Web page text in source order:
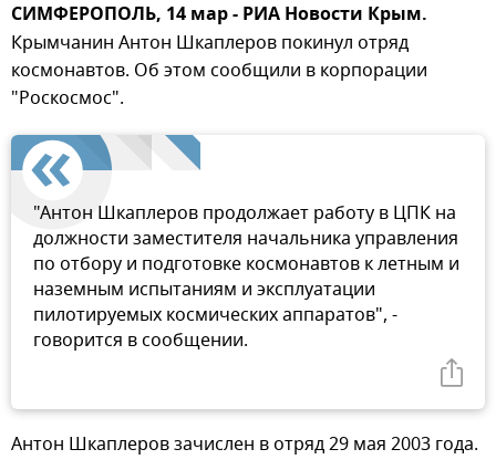
СИМФЕРОПОЛЬ, 14 мар - РИА Новости Крым.
Крымчанин Антон Шкаплеров покинул отряд
космонавтов. Об этом сообщили в корпорации
"Роскосмос".
"Антон Шкаплеров продолжает работу в ЦПК на
должности заместителя начальника управления
по отбору и подготовке космонавтов к летным и
наземным испытаниям и эксплуатации
пилотируемых космических аппаратов", -
говорится в сообщении.
Антон Шкаплеров зачислен в отряд 29 мая 2003 года.